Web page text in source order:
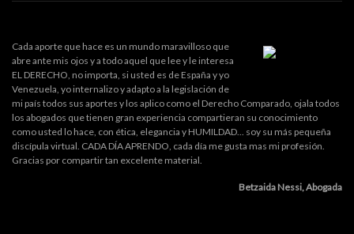
Cada aporte que hace es un mundo maravilloso que
abre ante mis ojos y a todo aquel que lee y le interesa
EL DERECHO, no importa, si usted es de España y yo
Venezuela, yo internalizo y adapto a la legislación de
mi país todos sus aportes y los aplico como el Derecho Comparado, ojala todos
los abogados que tienen gran experiencia compartieran su conocimiento
como usted lo hace, con ética, elegancia y HUMILDAD... soy su más pequeña
discípula virtual. CADA DÍA APRENDO, cada día me gusta mas mi profesión.
Gracias por compartir tan excelente material.
Betzaida Nessi, Abogada